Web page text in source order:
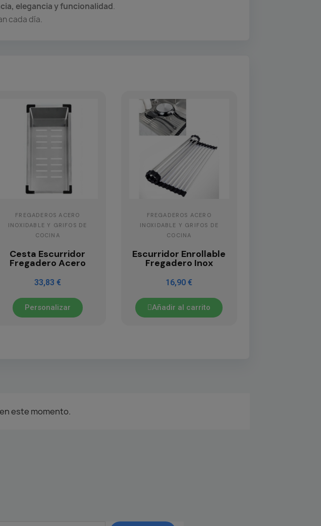
elegancia y funcionalidad.
cada día.
FREGADEROS ACERO
INOXIDABLE Y GRIFOS DE
COCINA
Cesta Escurridor
Fregadero Acero
33,83 €
Personalizar
FREGADEROS ACERO
INOXIDABLE Y GRIFOS DE
COCINA
Escurridor Enrollable
Fregadero Inox
16,90 €
Añadir al carrito
este momento.